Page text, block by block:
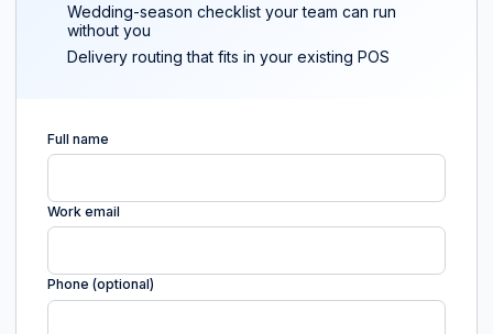
Wedding-season checklist your team can run
without you
Delivery routing that fits in your existing POS
Full name
Work email
Phone (optional)